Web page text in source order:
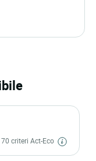
criteri Act-Eco